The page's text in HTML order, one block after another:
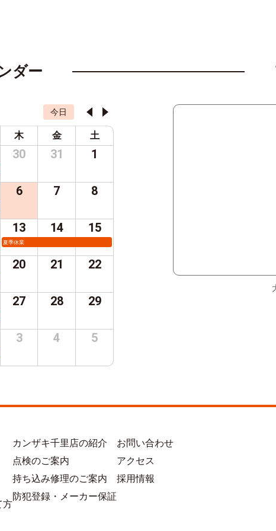
ダー
今日
木 金 土
30 31 1
6 7 8
13
夏季休業
14 15
20 21 22
27 28 29
3 4 5
方
カンザキ千里店の紹介
点検のご案内
持ち込み修理のご案内
防犯登録・メーカー保証
お問い合わせ
アクセス
採用情報